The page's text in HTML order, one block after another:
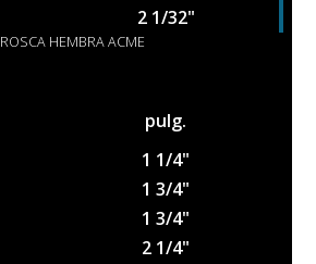
2 1/32"
ROSCA HEMBRA ACME
pulg.
1 1/4"
1 3/4"
1 3/4"
2 1/4"